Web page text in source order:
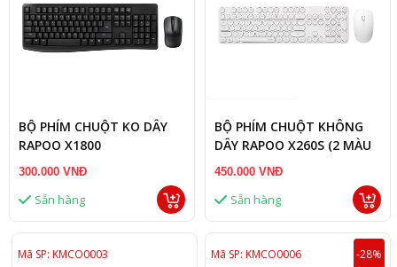
BỘ PHÍM CHUỘT KO DÂY
RAPOO X1800
300.000 VNĐ
Sẵn hàng
BỘ PHÍM CHUỘT KHÔNG
DÂY RAPOO X260S (2 MÀU
ĐEN & TRẮNG)
450.000 VNĐ
Sẵn hàng
Mã SP: KMCO0003 Mã SP: KMCO0006 -28%